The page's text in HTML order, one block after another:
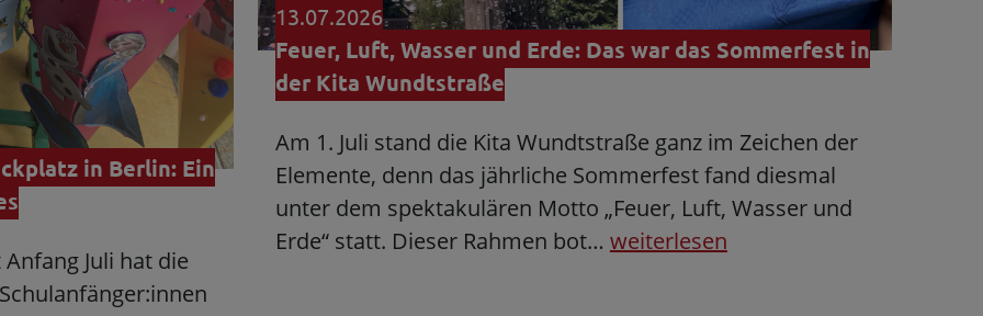
in Berlin: Ein
Juli hat die
13.07.2026
Feuer, Luft, Wasser und Erde: Das war das Sommerfest in
der Kita Wundtstraße
Am 1. Juli stand die Kita Wundtstraße ganz im Zeichen der
Elemente, denn das jährliche Sommerfest fand diesmal
unter dem spektakulären Motto „Feuer, Luft, Wasser und
Erde“ statt. Dieser Rahmen bot… weiterlesen